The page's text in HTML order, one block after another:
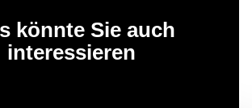
könnte Sie auch
interessieren